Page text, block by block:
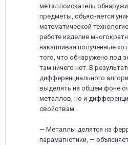
металлоискатель
предметы, объясняется
математической
работе изделие
накапливая полученные
того, что обнаружено под
там ничего нет. В
дифференциального
выделять на общем фоне
металлов, но и
свойствам.
— Металлы делятся на
парамагнетики, —